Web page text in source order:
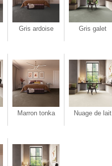
Gris ardoise Gris galet
Marron tonka Nuage de lait